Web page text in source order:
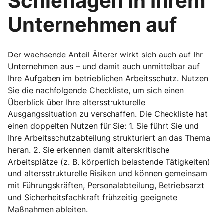
Unternehmen auf
Der wachsende Anteil Älterer wirkt sich auch auf Ihr
Unternehmen aus – und damit auch unmittelbar auf
Ihre Aufgaben im betrieblichen Arbeitsschutz. Nutzen
Sie die nachfolgende Checkliste, um sich einen
Überblick über Ihre altersstrukturelle
Ausgangssituation zu verschaffen. Die Checkliste hat
einen doppelten Nutzen für Sie: 1. Sie führt Sie und
Ihre Arbeitsschutzabteilung strukturiert an das Thema
heran. 2. Sie erkennen damit alterskritische
Arbeitsplätze (z. B. körperlich belastende Tätigkeiten)
und altersstrukturelle Risiken und können gemeinsam
mit Führungskräften, Personalabteilung, Betriebsarzt
und Sicherheitsfachkraft frühzeitig geeignete
Maßnahmen ableiten.